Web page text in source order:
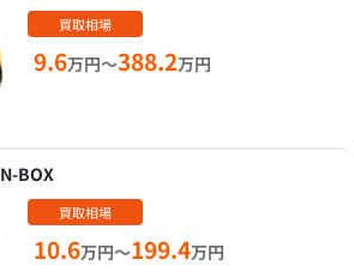
買取相場
9.6万円～388.2万円
N-BOX
買取相場
10.6万円～199.4万円